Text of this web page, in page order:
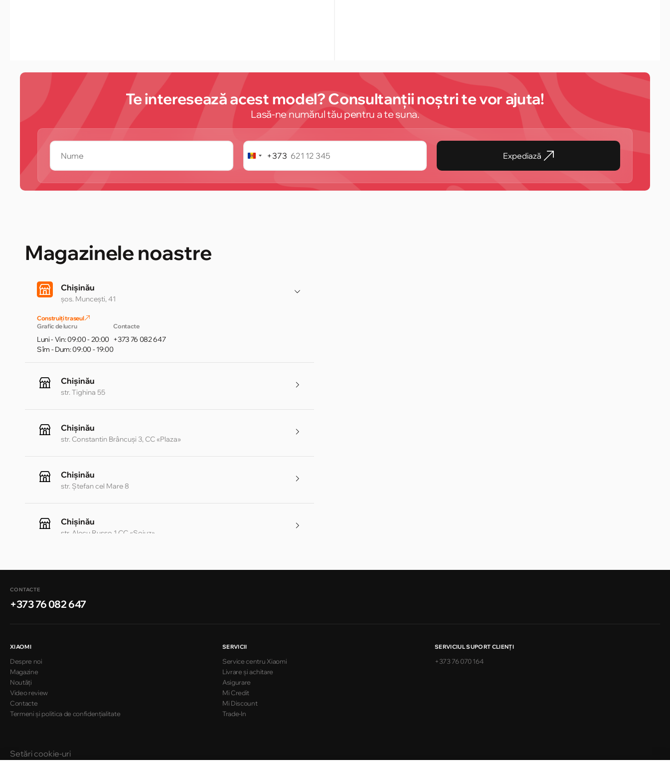
Te interesează acest model? Consultanții noștri te vor ajuta!
Lasă-ne numărul tău pentru a te suna.
Republica
+373 Expediază
Magazinele noastre
Chișinău
șos. Muncești, 41
Construiți traseul
Grafic de lucru
Luni - Vin: 09:00 - 20:00
Sîm - Dum: 09:00 - 19:00
Contacte
+373 76 082 647
Chișinău
str. Tighina 55
Chișinău
str. Constantin Brâncuși 3, CC «Plaza»
Chișinău
str. Ștefan cel Mare 8
Chișinău
str. Alecu Russo 1 CC «Soiuz»
Chișinău
str. Arborilor 21, CC «Shopping MallDova»
CONTACTE
+373 76 082 647
XIAOMI
Despre noi
Magazine
Noutăți
Video review
Contacte
Termeni și politica de confidențialitate
SERVICII
Service centru Xiaomi
Livrare și achitare
Asigurare
Mi Credit
Mi Discount
Trade-In
SERVICIUL SUPORT CLIENŢI
+373 76 070 164
Setări cookie-uri